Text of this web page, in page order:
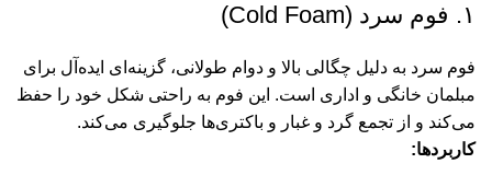
۱. فوم سرد (Cold Foam)
فوم سرد به دلیل چگالی بالا و دوام طولانی، گزینه‌ای ایده‌آل برای
مبلمان خانگی و اداری است. این فوم به راحتی شکل خود را حفظ
می‌کند و از تجمع گرد و غبار و باکتری‌ها جلوگیری می‌کند.
کاربردها: